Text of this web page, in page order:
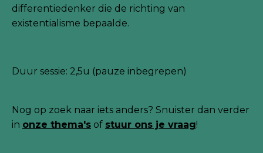
differentiedenker die de richting van
existentialisme bepaalde.
Duur sessie: 2,5u (pauze inbegrepen)
Nog op zoek naar iets anders? Snuister dan verder
in onze thema's of stuur ons je vraag!